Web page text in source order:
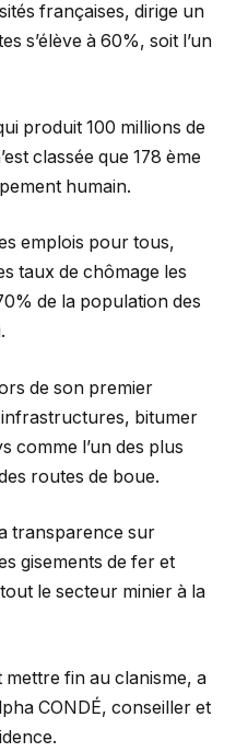
françaises, dirige un
s’élève à 60%, soit l’un
produit 100 millions de
classée que 178 ème
humain.
emplois pour tous,
taux de chômage les
de la population des
de son premier
bitumer
comme l’un des plus
routes de boue.
transparence sur
gisements de fer et
le secteur minier à la
fin au clanisme, a
CONDÉ, conseiller et